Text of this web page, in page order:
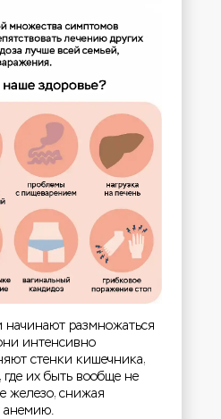
начинают размножаться
интенсивно
стенки кишечника,
их быть вообще не
железо, снижая
анемию.